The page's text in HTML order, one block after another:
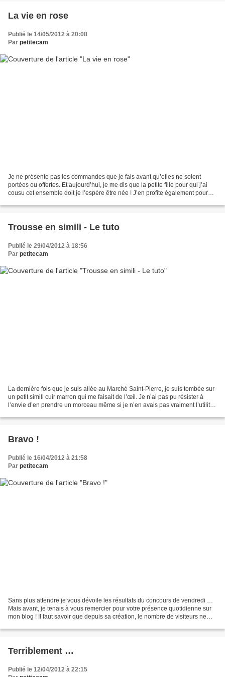
La vie en rose
Publié le 14/05/2012 à 20:08
Par petitecam
Je ne présente pas les commandes que je fais avant qu’elles ne soient
portées ou offertes. Et aujourd’hui, je me dis que la petite fille pour qui j’ai
cousu cet ensemble doit je l’espère être née ! J’en profite également pour
Trousse en simili - Le tuto
Publié le 29/04/2012 à 18:56
Par petitecam
La dernière fois que je suis allée au Marché Saint-Pierre, je suis tombée sur
un petit simili cuir marron qui me faisait de l’œil. Je n’ai pas pu résister à
l’envie d’en prendre un morceau même si je n’en avais pas vraiment l’utilité !
Bravo !
Publié le 16/04/2012 à 21:58
Par petitecam
Sans plus attendre je vous dévoile les résultats du concours de vendredi …
Mais avant, je tenais à vous remercier pour votre présence quotidienne sur
mon blog ! Il faut savoir que depuis sa création, le nombre de visiteurs ne
Terriblement …
Publié le 12/04/2012 à 22:15